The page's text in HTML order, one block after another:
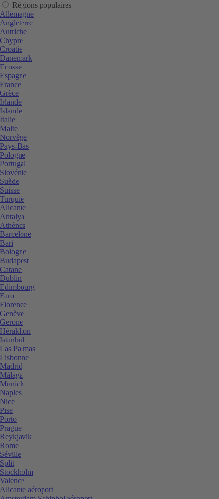
Régions populaires
Allemagne
Angleterre
Autriche
Chypre
Croatie
Danemark
Ecosse
Espagne
France
Grèce
Irlande
Islande
Italie
Malte
Norvège
Pays-Bas
Pologne
Portugal
Slovénie
Suède
Suisse
Turquie
Alicante
Antalya
Athènes
Barcelone
Bari
Bologne
Budapest
Catane
Dublin
Edimbourg
Faro
Florence
Genève
Gerone
Héraklion
Istanbul
Las Palmas
Lisbonne
Madrid
Málaga
Munich
Naples
Nice
Pise
Porto
Prague
Reykjavik
Rome
Séville
Split
Stockholm
Valence
Alicante aéroport